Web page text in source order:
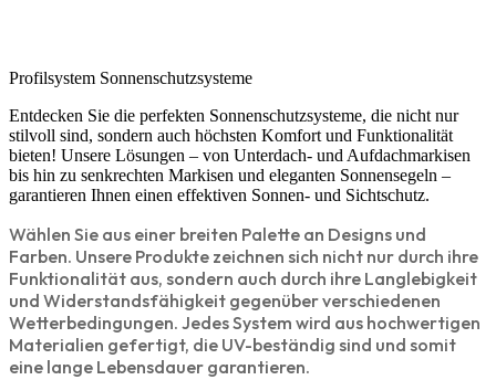
Profilsystem Sonnenschutzsysteme​
Entdecken Sie die perfekten Sonnenschutzsysteme, die nicht nur
stilvoll sind, sondern auch höchsten Komfort und Funktionalität
bieten! Unsere Lösungen – von Unterdach- und Aufdachmarkisen
bis hin zu senkrechten Markisen und eleganten Sonnensegeln –
garantieren Ihnen einen effektiven Sonnen- und Sichtschutz.
Wählen Sie aus einer breiten Palette an Designs und
Farben. Unsere Produkte zeichnen sich nicht nur durch ihre
Funktionalität aus, sondern auch durch ihre Langlebigkeit
und Widerstandsfähigkeit gegenüber verschiedenen
Wetterbedingungen. Jedes System wird aus hochwertigen
Materialien gefertigt, die UV-beständig sind und somit
eine lange Lebensdauer garantieren.